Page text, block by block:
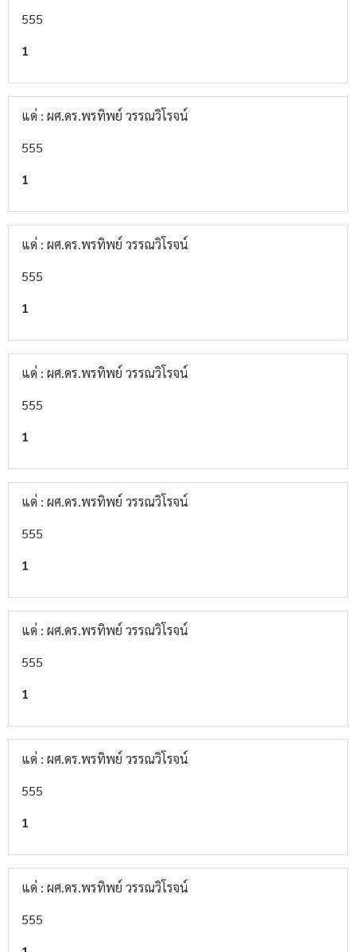
555
1
แด่ : ผศ.ดร.พรทิพย์ วรรณวิโรจน์
555
1
แด่ : ผศ.ดร.พรทิพย์ วรรณวิโรจน์
555
1
แด่ : ผศ.ดร.พรทิพย์ วรรณวิโรจน์
555
1
แด่ : ผศ.ดร.พรทิพย์ วรรณวิโรจน์
555
1
แด่ : ผศ.ดร.พรทิพย์ วรรณวิโรจน์
555
1
แด่ : ผศ.ดร.พรทิพย์ วรรณวิโรจน์
555
1
แด่ : ผศ.ดร.พรทิพย์ วรรณวิโรจน์
555